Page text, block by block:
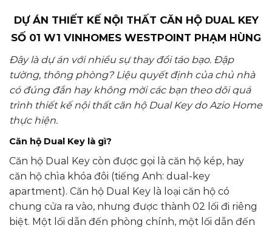
DỰ ÁN THIẾT KẾ NỘI THẤT CĂN HỘ DUAL KEY
SỐ 01 W1 VINHOMES WESTPOINT PHẠM HÙNG
Đây là dự án với nhiều sự thay đổi táo bạo. Đập
tường, thông phòng? Liệu quyết định của chủ nhà
có đúng đắn hay không mời các bạn theo dõi quá
trình thiết kế nội thất căn hộ Dual Key do Azio Home
thực hiện.
Căn hộ Dual Key là gì?
Căn hộ Dual Key còn được gọi là căn hộ kép, hay
căn hộ chìa khóa đôi (tiếng Anh: dual-key
apartment). Căn hộ Dual Key là loại căn hộ có
chung cửa ra vào, nhưng được thành 02 lối đi riêng
biệt. Một lối dẫn đến phòng chính, một lối dẫn đến